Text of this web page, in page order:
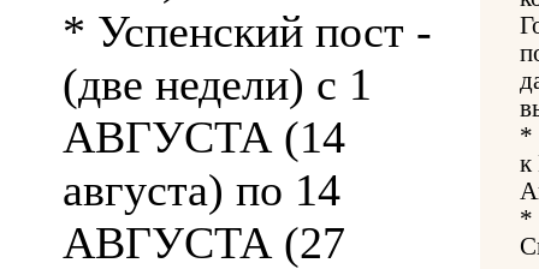
* Успенский пост -
(две недели) с 1
АВГУСТА (14
августа) по 14
АВГУСТА (27
*
к
*